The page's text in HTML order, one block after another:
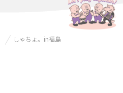
しゃちょ。in福島